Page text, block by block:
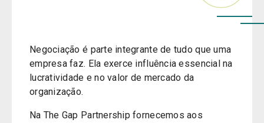
Negociação é parte integrante de tudo que uma
empresa faz. Ela exerce influência essencial na
lucratividade e no valor de mercado da
organização.
Na The Gap Partnership fornecemos aos